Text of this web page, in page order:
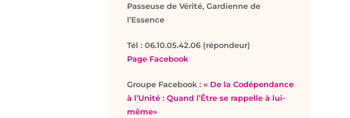
Passeuse de Vérité, Gardienne de
l’Essence
Tél : 06.10.05.42.06 (répondeur)
Page Facebook
Groupe Facebook :« De la Codépendance
à l’Unité : Quand l’Être se rappelle à lui-
même»